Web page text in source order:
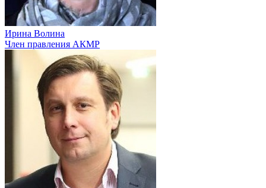
Ирина Волина
Член правления АКМР